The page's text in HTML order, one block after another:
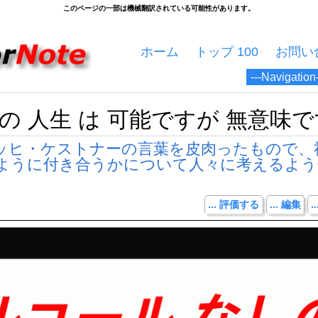
ホーム トップ 100 お問い
人生 は 可能ですが 無意味
ヒ・ケストナーの言葉を皮肉ったもので、
うに付き合うかについて人々に考えるよ
... 評価する ... 編集